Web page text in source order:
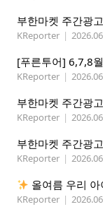
부한마켓 주간광
KReporter |
[푸른투어] 6,7,8
KReporter |
부한마켓 주간광
KReporter |
부한마켓 주간광
KReporter |
올여름 우리
KReporter |